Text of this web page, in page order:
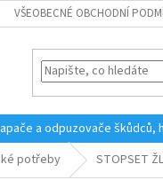
VŠEOBECNÉ OBCHODNÍ
a odpuzovače škůdců,
potřeby STOPSET